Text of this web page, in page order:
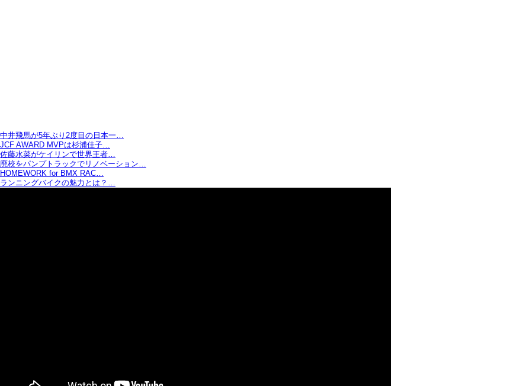
中井飛馬が5年ぶり2度目の日本一…
JCF AWARD MVPは杉浦佳子…
佐藤水菜がケイリンで世界王者…
廃校をパンプトラックでリノベーション…
HOMEWORK for BMX RAC…
ランニングバイクの魅力とは？…